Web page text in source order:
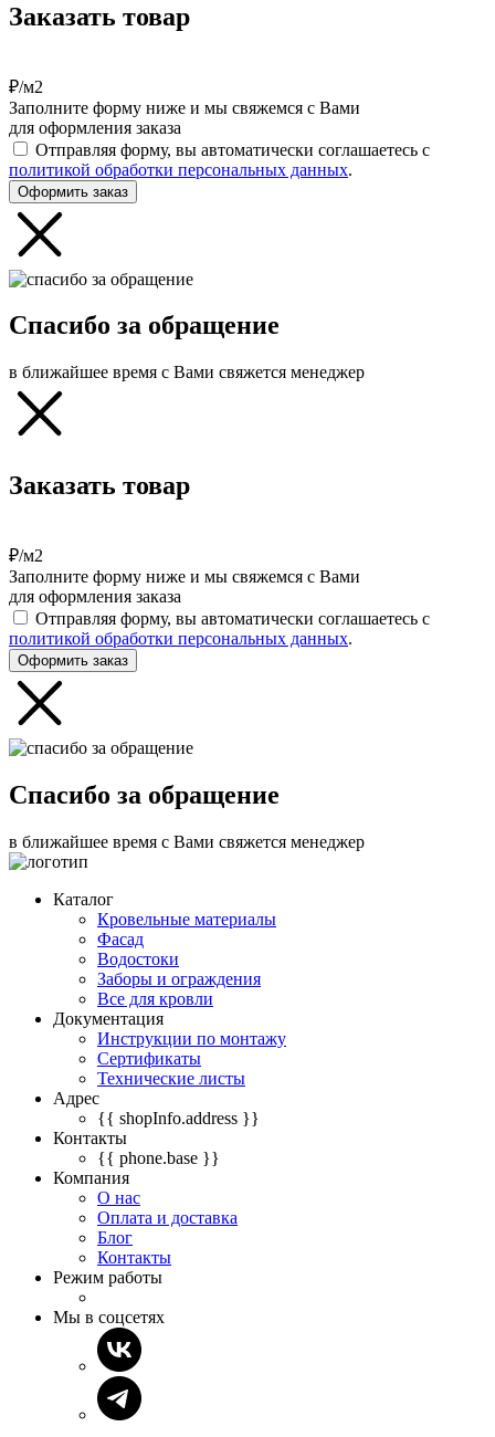
Заказать товар
₽/м2
Заполните форму ниже и мы свяжемся с Вами
для оформления заказа
Отправляя форму, вы автоматически соглашаетесь с
политикой обработки персональных данных.
Оформить заказ
Спасибо за обращение
в ближайшее время с Вами свяжется менеджер
Заказать товар
₽/м2
Заполните форму ниже и мы свяжемся с Вами
для оформления заказа
Отправляя форму, вы автоматически соглашаетесь с
политикой обработки персональных данных.
Оформить заказ
Спасибо за обращение
в ближайшее время с Вами свяжется менеджер
Каталог
Кровельные материалы
Фасад
Водостоки
Заборы и ограждения
Все для кровли
Документация
Инструкции по монтажу
Сертификаты
Технические листы
Адрес
{{ shopInfo.address }}
Контакты
{{ phone.base }}
Компания
О нас
Оплата и доставка
Блог
Контакты
Режим работы
Мы в соцсетях